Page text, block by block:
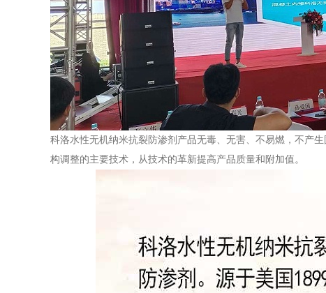
科洛水性无机纳米抗裂防渗剂产品无毒、无害、不易燃，不产
构调整的主要技术，从技术的革新提高产品质量和附加值。